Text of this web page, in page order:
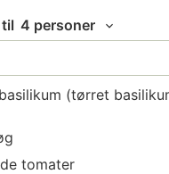
til 4 personer
(tørret
tomater